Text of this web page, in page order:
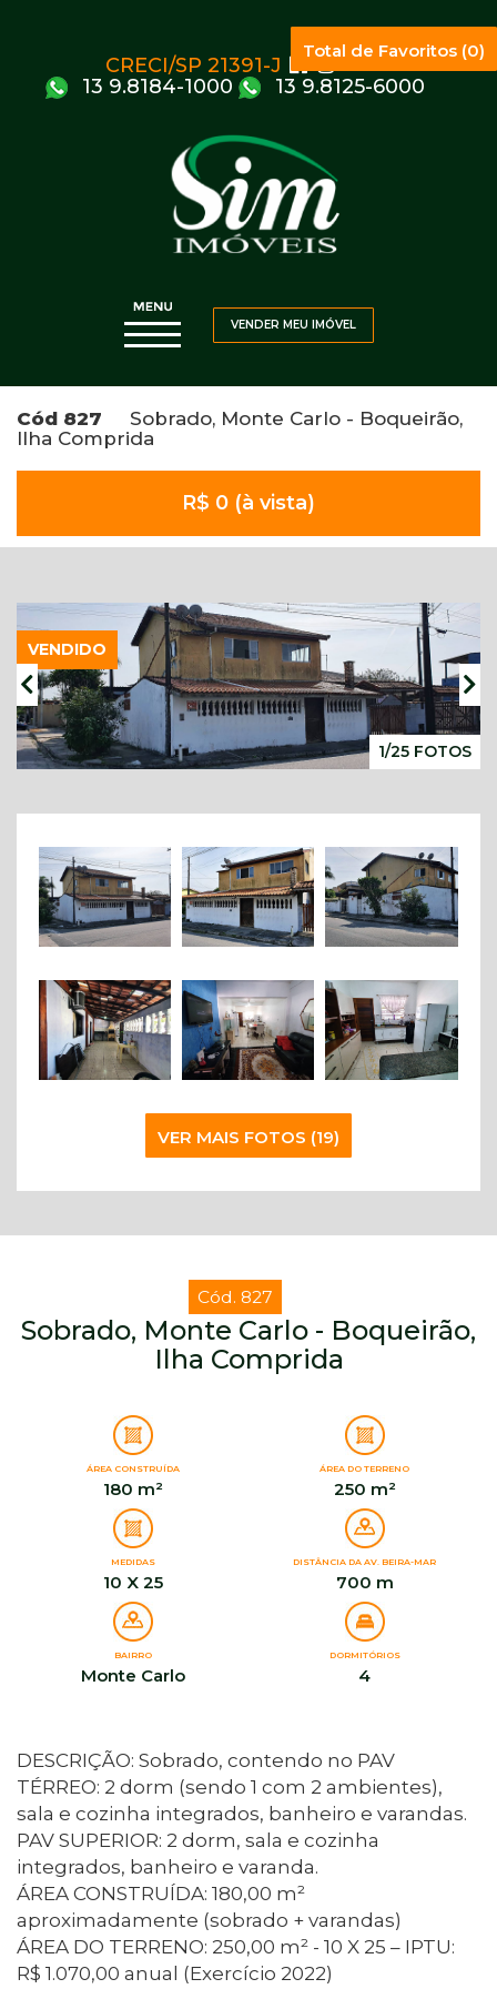
CRECI/SP 21391-J
13 9.8184-1000
13 9.8125-6000
Total de Favoritos (0)
VENDER MEU IMÓVEL
Cód 827 Sobrado, Monte Carlo - Boqueirão,
Ilha Comprida
R$ 0 (à vista)
VENDIDO
1/25 FOTOS
VER MAIS FOTOS (19)
Cód. 827
Sobrado, Monte Carlo - Boqueirão,
Ilha Comprida
ÁREA CONSTRUÍDA
180 m²
ÁREA DO TERRENO
250 m²
MEDIDAS
10 X 25
DISTÂNCIA DA AV. BEIRA-MAR
700 m
BAIRRO
Monte Carlo
DORMITÓRIOS
4
DESCRIÇÃO: Sobrado, contendo no PAV
TÉRREO: 2 dorm (sendo 1 com 2 ambientes),
sala e cozinha integrados, banheiro e varandas.
PAV SUPERIOR: 2 dorm, sala e cozinha
integrados, banheiro e varanda.
ÁREA CONSTRUÍDA: 180,00 m²
aproximadamente (sobrado + varandas)
ÁREA DO TERRENO: 250,00 m² - 10 X 25 – IPTU:
R$ 1.070,00 anual (Exercício 2022)